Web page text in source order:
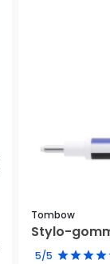
Tombow
Stylo-
5/5